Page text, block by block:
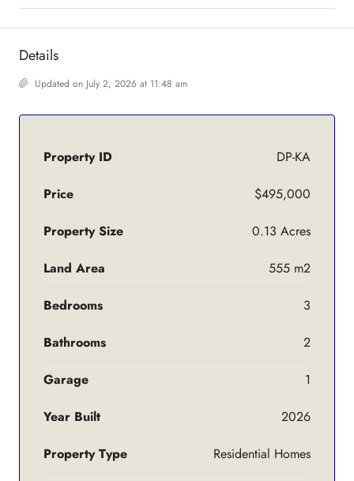
Details
Updated on July 2, 2026 at 11:48 am
Property ID DP-KA
Price $495,000
Property Size 0.13 Acres
Land Area 555 m2
Bedrooms 3
Bathrooms 2
Garage 1
Year Built 2026
Property Type Residential Homes